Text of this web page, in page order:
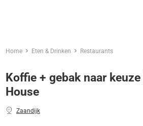
Home Eten & Drinken Restaurants
Koffie + gebak naar
House
Zaandijk